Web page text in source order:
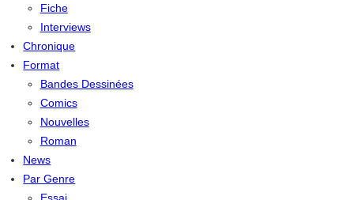
Fiche
Interviews
Chronique
Format
Bandes Dessinées
Comics
Nouvelles
Roman
News
Par Genre